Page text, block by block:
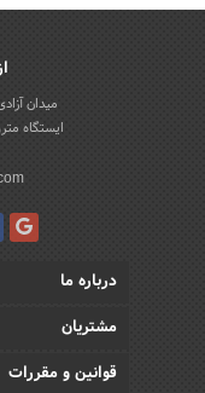
میدان
ایستگاه
درباره ما
مشتریان
قوانین و مقررات